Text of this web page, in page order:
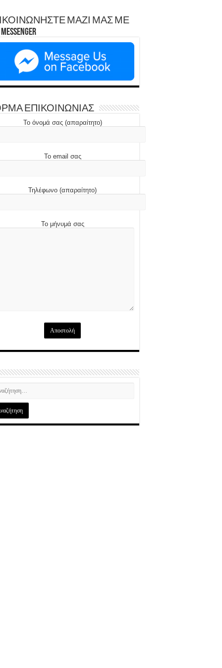
ΜΑΖΙ ΜΑΣ ΜΕ
ΕΠΙΚΟΙΝΩΝΙΑΣ
Το όνομά σας (απαραίτητο)
Το email σας
Τηλέφωνο (απαραίτητο)
Το μήνυμά σας